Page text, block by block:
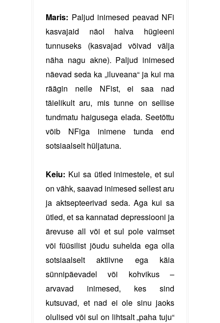
Maris: Paljud inimesed peavad NFi
kasvajaid näol halva hügieeni
tunnuseks (kasvajad võivad välja
näha nagu akne). Paljud inimesed
näevad seda ka „iluveana“ ja kui ma
räägin neile NFist, ei saa nad
täielikult aru, mis tunne on sellise
tundmatu haigusega elada. Seetõttu
võib NFiga inimene tunda end
sotsiaalselt hüljatuna.
Keiu: Kui sa ütled inimestele, et sul
on vähk, saavad inimesed sellest aru
ja aktsepteerivad seda. Aga kui sa
ütled, et sa kannatad depressiooni ja
ärevuse all või et sul pole vaimset
või füüsilist jõudu suhelda ega olla
sotsiaalselt aktiivne ega käia
sünnipäevadel või kohvikus –
arvavad inimesed, kes sind
kutsuvad, et nad ei ole sinu jaoks
olulised või sul on lihtsalt „paha tuju“